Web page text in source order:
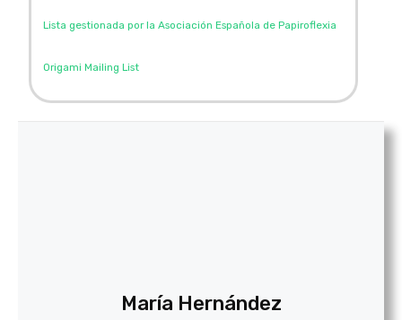
Lista gestionada por la Asociación Española de Papiroflexia
Origami Mailing List
María Hernández